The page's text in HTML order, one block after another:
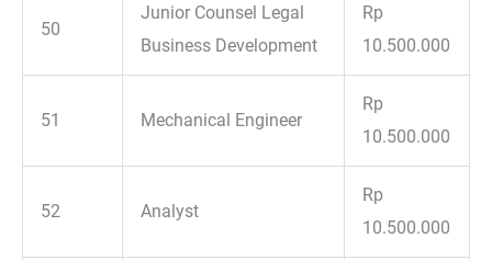
50
Junior Counsel Legal
Business Development
Rp
10.500.000
51 Mechanical Engineer
Rp
10.500.000
52 Analyst
Rp
10.500.000